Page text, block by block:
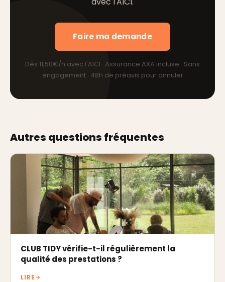
Faire ma demande
Dès 11,50€/h avec l'AICI · Assurance AXA incluse · Sans
engagement · 48h de préavis pour annuler
Autres questions fréquentes
CLUB TIDY vérifie-t-il régulièrement la
qualité des prestations ?
LIRE